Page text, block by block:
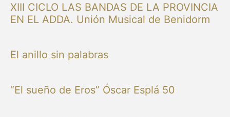
XIII CICLO LAS BANDAS DE LA PROVINCIA
EN EL ADDA. Unión Musical de Benidorm
El anillo sin palabras
“El sueño de Eros” Óscar Esplá 50